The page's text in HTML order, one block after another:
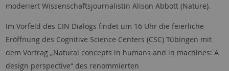
moderiert Wissenschaftsjournalistin Alison Abbott (Nature).
Im Vorfeld des CIN Dialogs findet um 16 Uhr die feierliche
Eröffnung des Cognitive Science Centers (CSC) Tübingen mit
dem Vortrag „Natural concepts in humans and in machines: A
design perspective“ des renommierten